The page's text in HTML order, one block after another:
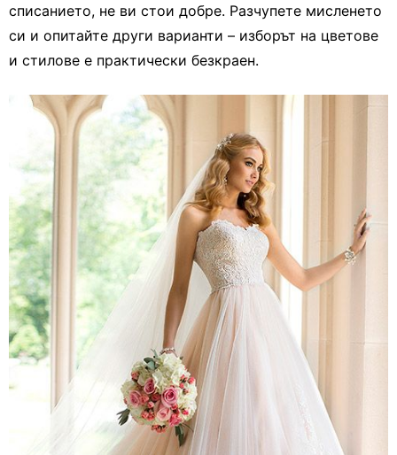
списанието, не ви стои добре. Разчупете мисленето
си и опитайте други варианти – изборът на цветове
и стилове е практически безкраен.